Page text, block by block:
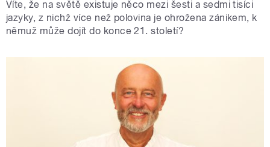
Víte, že na světě existuje něco mezi šesti a sedmi tisíci
jazyky, z nichž více než polovina je ohrožena zánikem, k
němuž může dojít do konce 21. století?